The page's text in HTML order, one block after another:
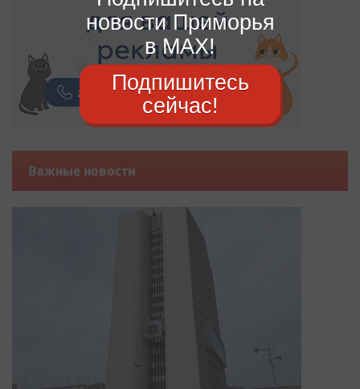
Важные новости
новости Приморья
в MAX!
Подпишитесь
сейчас!